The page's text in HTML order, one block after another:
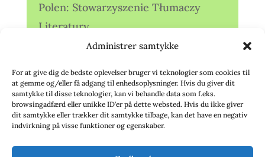
Administrer samtykke
For at give dig de bedste oplevelser bruger vi teknologier som cookies til
at gemme og/eller få adgang til enhedsoplysninger. Hvis du giver dit
samtykke til disse teknologier, kan vi behandle data som f.eks.
browsingadfærd eller unikke ID'er på dette websted. Hvis du ikke giver
dit samtykke eller trækker dit samtykke tilbage, kan det have en negativ
indvirkning på visse funktioner og egenskaber.
Polen: Stowarzyszenie Tłumaczy
Literatury
Storbritannien: Translators
Association (TA)
Sverige: Översättarsektionen (Ö.)
Sverige: Översättarcentrum (ÖC)